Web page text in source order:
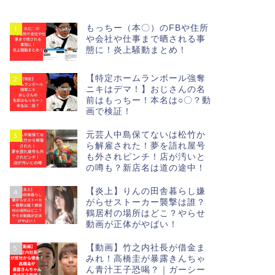
1
もっちー（本〇）のFBや住所
や会社や仕事まで晒される事
態に！炎上騒動まとめ！
2
【特定ホームランボール強奪
ニキはデマ！】おじさんの名
前はもっちー！本名は○〇？動
画で検証！
3
元芸人中島保てないは松竹か
ら解雇された！夢を語れ屋号
も外されピンチ！店が汚いと
の噂も？新店名は道の途中！
4
【炎上】りんの田舎暮らし嫌
がらせストーカー襲撃は誰？
鶴居村の場所はどこ？やらせ
動画が正体がやばい！
5
【動画】竹之内社長が借金ま
みれ！高橋圭が暴露きんちゃ
ん青汁王子恐喝？｜ガーシー